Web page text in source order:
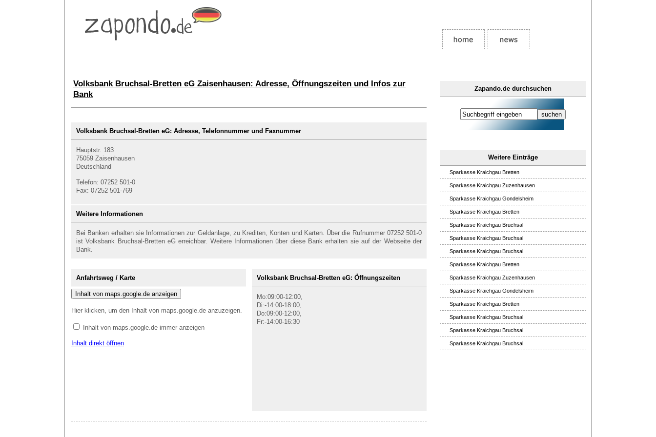
Zapando.de durchsuchen
Weitere Einträge
Sparkasse Kraichgau Bretten
Sparkasse Kraichgau Zuzenhausen
Sparkasse Kraichgau Gondelsheim
Sparkasse Kraichgau Bretten
Sparkasse Kraichgau Bruchsal
Sparkasse Kraichgau Bruchsal
Sparkasse Kraichgau Bruchsal
Sparkasse Kraichgau Bretten
Sparkasse Kraichgau Zuzenhausen
Sparkasse Kraichgau Gondelsheim
Sparkasse Kraichgau Bretten
Sparkasse Kraichgau Bruchsal
Sparkasse Kraichgau Bruchsal
Sparkasse Kraichgau Bruchsal
Volksbank Bruchsal-Bretten eG Zaisenhausen: Adresse, Öffnungszeiten und Infos zur
Bank
Volksbank Bruchsal-Bretten eG: Adresse, Telefonnummer und Faxnummer
Hauptstr. 183
75059 Zaisenhausen
Deutschland
Telefon: 07252 501-0
Fax: 07252 501-769
Weitere Informationen
Bei Banken erhalten sie Informationen zur Geldanlage, zu Krediten, Konten und Karten. Über die Rufnummer 07252 501-0
ist Volksbank Bruchsal-Bretten eG erreichbar. Weitere Informationen über diese Bank erhalten sie auf der Webseite der
Bank.
Anfahrtsweg / Karte
Inhalt von maps.google.de anzeigen
Hier klicken, um den Inhalt von maps.google.de anzuzeigen.
Inhalt von maps.google.de immer anzeigen
Inhalt direkt öffnen
Volksbank Bruchsal-Bretten eG: Öffnungszeiten
Mo:09:00-12:00,
Di:-14:00-18:00,
Do:09:00-12:00,
Fr:-14:00-16:30